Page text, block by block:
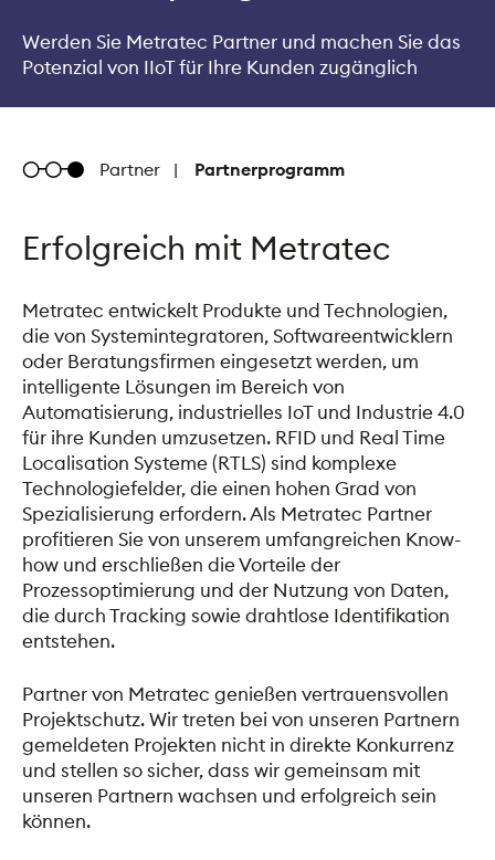
Werden Sie Metratec Partner und machen Sie das
Potenzial von IIoT für Ihre Kunden zugänglich
Metratec Partner Partnerprogramm
Erfolgreich mit Metratec
Metratec entwickelt Produkte und Technologien,
die von Systemintegratoren, Softwareentwicklern
oder Beratungsfirmen eingesetzt werden, um
intelligente Lösungen im Bereich von
Automatisierung, industrielles IoT und Industrie 4.0
für ihre Kunden umzusetzen. RFID und Real Time
Localisation Systeme (RTLS) sind komplexe
Technologiefelder, die einen hohen Grad von
Spezialisierung erfordern. Als Metratec Partner
profitieren Sie von unserem umfangreichen Know-
how und erschließen die Vorteile der
Prozessoptimierung und der Nutzung von Daten,
die durch Tracking sowie drahtlose Identifikation
entstehen.
Partner von Metratec genießen vertrauensvollen
Projektschutz. Wir treten bei von unseren Partnern
gemeldeten Projekten nicht in direkte Konkurrenz
und stellen so sicher, dass wir gemeinsam mit
unseren Partnern wachsen und erfolgreich sein
können.